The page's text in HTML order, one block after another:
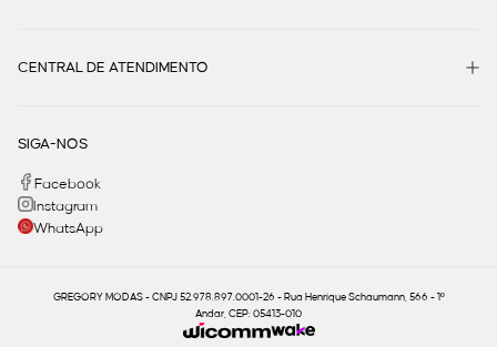
CENTRAL DE ATENDIMENTO
SIGA-NOS
Facebook
Instagram
WhatsApp
GREGORY MODAS - CNPJ 52.978.897.0001-26 - Rua Henrique Schaumann, 566 - 1º
Andar, CEP: 05413-010